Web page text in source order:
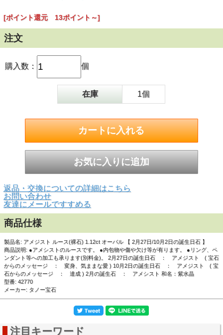
▲ 正面画像 白い背景で撮影しました。
[ポイント還元 13ポイント～]
注文
購入数： 個
在庫 1個
返品・交換についての詳細はこちら
お問い合わせ
友達にメールですすめる
商品仕様
製品名: アメジスト ルース(裸石) 1.12ct オーバル 【 2月27日/10月2日の誕生日石 】
商品説明: ●アメシストのルースです。 ●内包物や傷や欠け等が有ります。 ●リング、ペ
ンダント等への加工も承ります(別料金)。 2月27日の誕生日石 ： アメジスト ( 宝石
からのメッセージ ： 変身、気ままな愛 ) 10月2日の誕生日石 ： アメジスト ( 宝
石からのメッセージ ： 達成 ) 2月の誕生石 ： アメシスト 和名：紫水晶
型番: 42770
メーカー: タノー宝石
注目キーワード